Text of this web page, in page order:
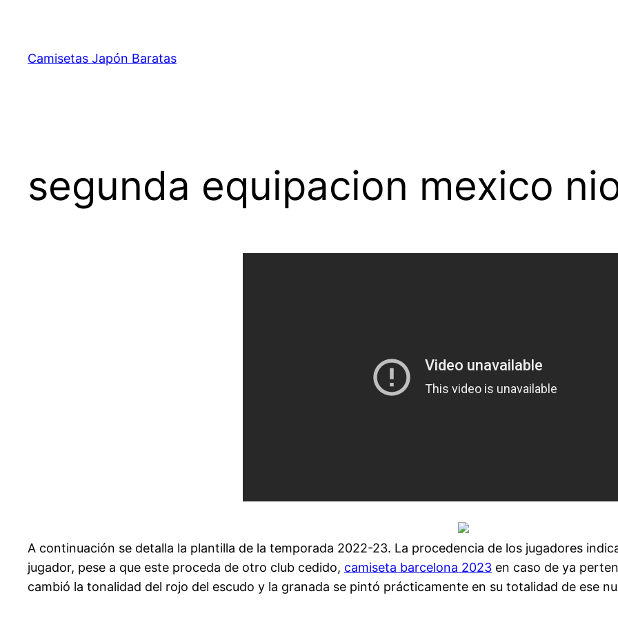
contenido
Camisetas Japón Baratas
segunda equipacion mexico
A continuación se detalla la plantilla de la temporada 2022-23. La procedencia de los jugadores
jugador, pese a que este proceda de otro club cedido, camiseta barcelona 2023 en caso de ya
cambió la tonalidad del rojo del escudo y la granada se pintó prácticamente en su totalidad de ese